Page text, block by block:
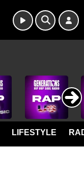
LIFESTYLE